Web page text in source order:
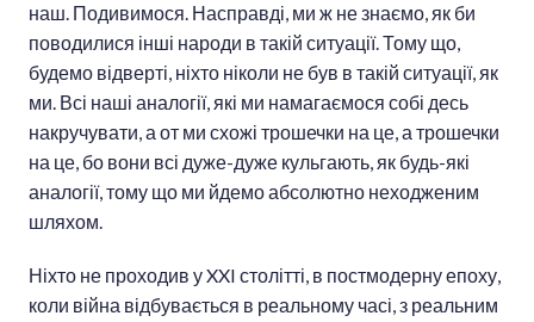
наш. Подивимося. Насправді, ми ж не знаємо, як би
поводилися інші народи в такій ситуації. Тому що,
будемо відверті, ніхто ніколи не був в такій ситуації, як
ми. Всі наші аналогії, які ми намагаємося собі десь
накручувати, а от ми схожі трошечки на це, а трошечки
на це, бо вони всі дуже-дуже кульгають, як будь-які
аналогії, тому що ми йдемо абсолютно неходженим
шляхом.
Ніхто не проходив у XXI столітті, в постмодерну епоху,
коли війна відбувається в реальному часі, з реальним